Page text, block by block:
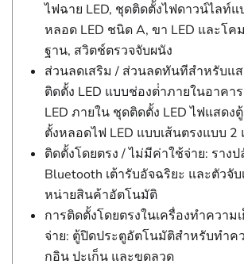
ไฟฉาย LED, ชุดติดตั้งไฟดาวน์ไลท์แ
หลอด LED ชนิด A, ขา LED และโค
ฐาน, สวิตช์ตรวจจับผนัง
ส่วนลดเสริม / ส่วนลดทันทีสําหรับแ
ติดตั้ง LED แบบช่องต่ําภายในอาคา
LED ภายใน ชุดติดตั้ง LED ไฟแสด
ตั้งหลอดไฟ LED แบบเส้นตรงแบบ 2
ติดตั้งโดยตรง / ไม่มีค่าใช้จ่าย: ราง
Bluetooth เต้ารับอัจฉริยะ และตัวจั
หน่ายสินค้าอัตโนมัติ
การติดตั้งโดยตรงในเครื่องทําความ
จ่าย: ตู้ปิดประตูอัตโนมัติสําหรับทําค
กอิน ปะเก็น และขดลวด